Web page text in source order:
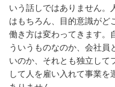
いう話しではありません。
はもちろん、目的意識がど
働き方は変わってきます。
ういうものなのか、会社員
いのか、それとも独立して
して人を雇い入れて事業を